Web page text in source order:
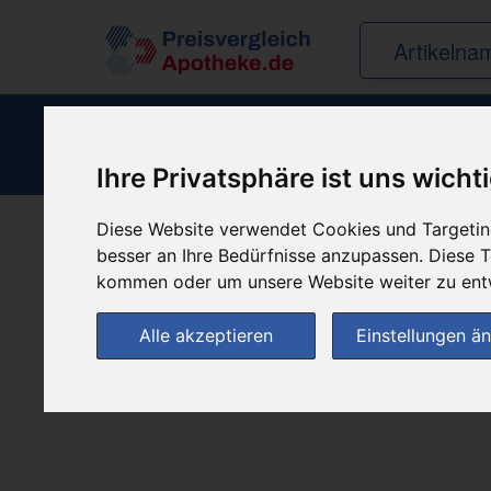
Ihre Privatsphäre ist uns
Diese Website verwendet Cookies und
besser an Ihre Bedürfnisse anzupassen. Diese
kommen oder um unsere Website weiter zu
Alle akzeptieren Einstellungen
Produkt